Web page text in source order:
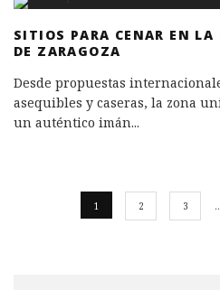
SITIOS PARA CENAR EN
DE ZARAGOZA
Desde propuestas
asequibles y caseras, la zona
un auténtico imán...
1 2 3